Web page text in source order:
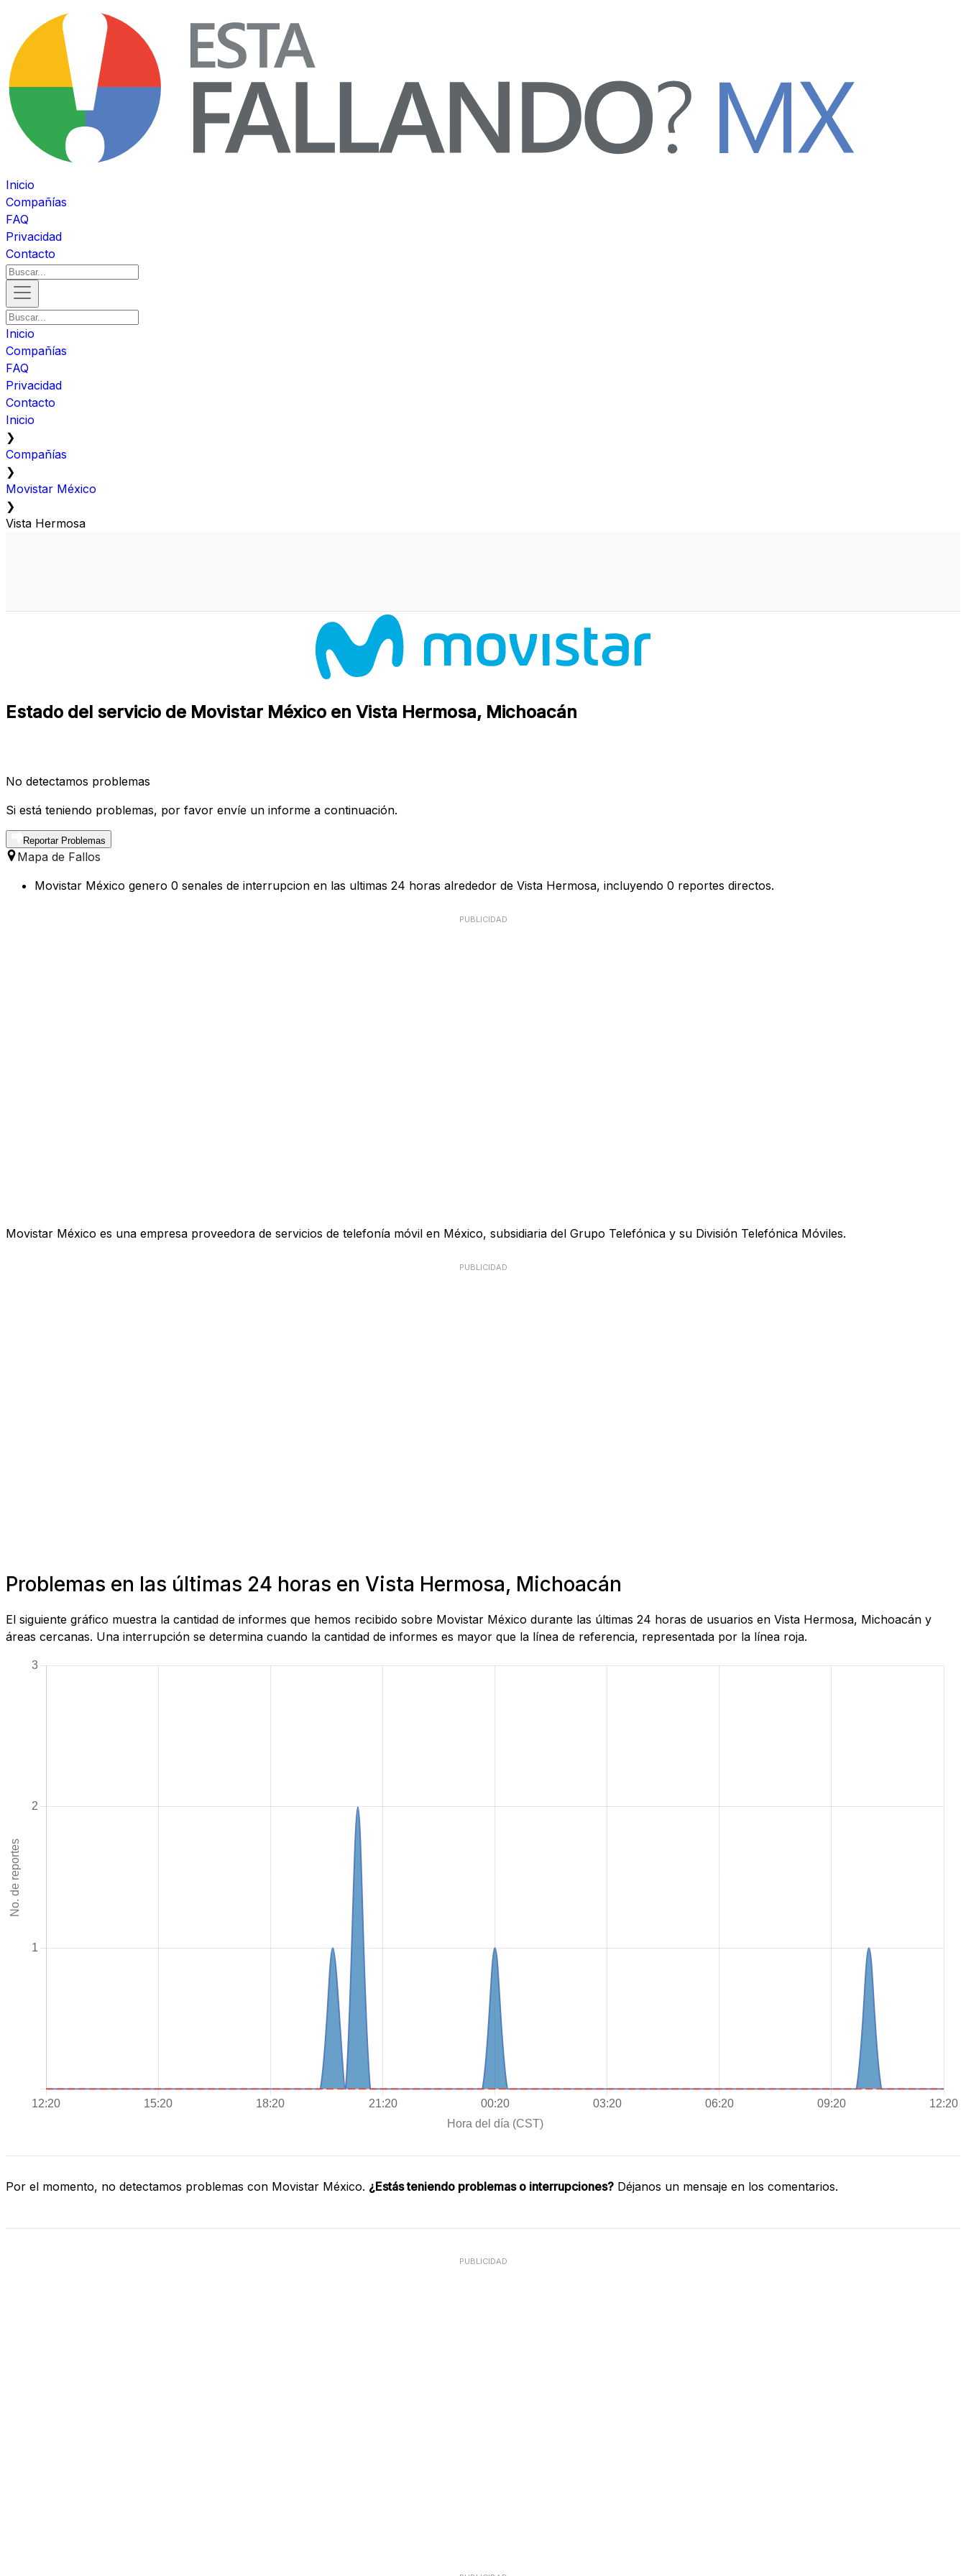
Inicio
Compañías
FAQ
Privacidad
Contacto
Inicio
Compañías
FAQ
Privacidad
Contacto
Inicio
❯
Compañías
❯
Movistar México
❯
Vista Hermosa
Estado del servicio de Movistar México en Vista Hermosa, Michoacán
No detectamos problemas
Si está teniendo problemas, por favor envíe un informe a continuación.
Reportar Problemas
Mapa de Fallos
Movistar México genero 0 senales de interrupcion en las ultimas 24 horas alrededor de Vista Hermosa, incluyendo 0 reportes directos.
PUBLICIDAD
Movistar México es una empresa proveedora de servicios de telefonía móvil en México, subsidiaria del Grupo Telefónica y su División Telefónica Móviles.
PUBLICIDAD
Problemas en las últimas 24 horas en Vista Hermosa, Michoacán
El siguiente gráfico muestra la cantidad de informes que hemos recibido sobre Movistar México durante las últimas 24 horas de usuarios en Vista Hermosa, Michoacán y
áreas cercanas. Una interrupción se determina cuando la cantidad de informes es mayor que la línea de referencia, representada por la línea roja.
Por el momento, no detectamos problemas con Movistar México. ¿Estás teniendo problemas o interrupciones? Déjanos un mensaje en los comentarios.
PUBLICIDAD